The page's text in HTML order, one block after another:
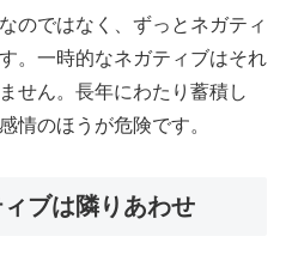
のではなく、ずっとネガティ
。一時的なネガティブはそれ
せん。長年にわたり蓄積し
情のほうが危険です。
ブは隣りあわせ